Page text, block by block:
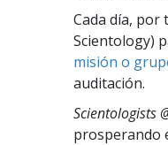
Cada día, por
Scientology)
misión o
auditación.
Scientologists
prosperando